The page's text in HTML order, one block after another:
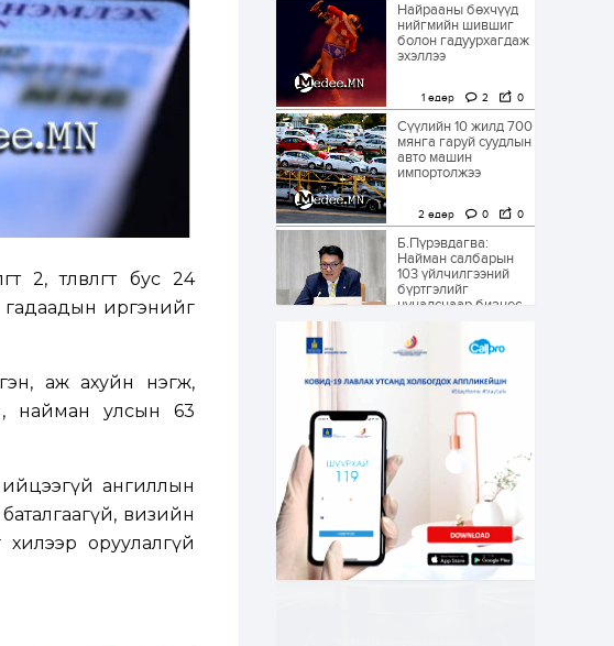
2, төлөвлөгөөт бус 24
гадаадын иргэнийг
аж ахуйн нэгж,
найман улсын 63
ангиллын
визийн
оруулалгүй
Найрааны бөхчүүд
нийгмийн шившиг
болон гадуурхагдаж
эхэллээ
1 өдөр 2 0
Сүүлийн 10 жилд 700
мянга гаруй суудлын
авто машин
импортолжээ
2 өдөр 0 0
Б.Пүрэвдагва:
Найман салбарын
103 үйлчилгээний
бүртгэлийг
цуцалснаар бизнес
Долдугаар сард
709.503 зөрчил
бүртгэгджээ
2 өдөр
Цалинтай ээжийн 50
мянган төгрөгийн
тэтгэмжийг 500
мянгад хүргэх
өргөдөлд санал авч
эхэлжээ
2 өдөр 2